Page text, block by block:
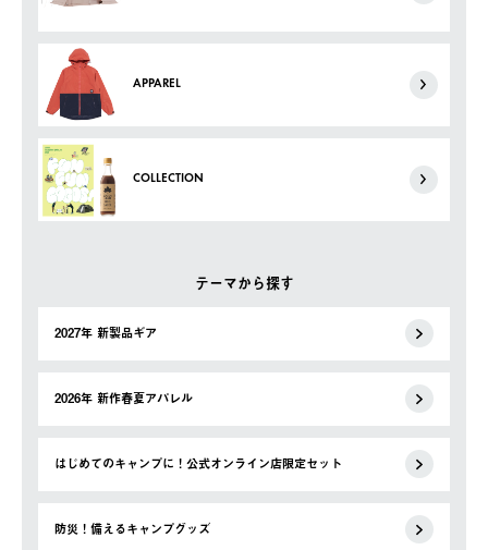
APPAREL
COLLECTION
テーマから探す
2027年 新製品ギア
2026年 新作春夏アパレル
はじめてのキャンプに！公式オンライン店限定セット
防災！備えるキャンプグッズ